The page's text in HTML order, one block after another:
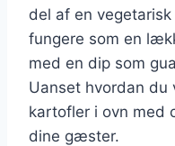
del af en
fungere som en
med en dip som
Uanset hvordan
kartofler i ovn med
dine gæster.